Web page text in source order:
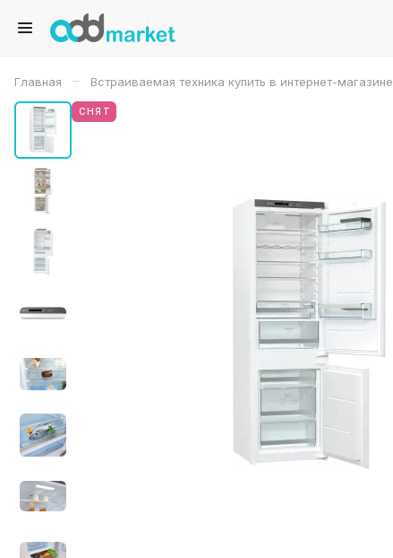
Главная – Встраиваемая техника купить в интернет-магазине
СНЯТ